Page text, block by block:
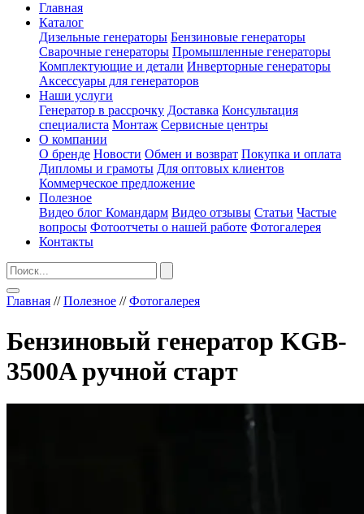
Главная
Каталог
Дизельные генераторы Бензиновые генераторы
Сварочные генераторы Промышленные генераторы
Комплектующие и детали Инверторные генераторы
Аксессуары для генераторов
Наши услуги
Генератор в рассрочку Доставка Консультация
специалиста Монтаж Сервисные центры
О компании
О бренде Новости Обмен и возврат Покупка и оплата
Дипломы и грамоты Для оптовых клиентов
Коммерческое предложение
Полезное
Видео блог Командарм Видео отзывы Статьи Частые
вопросы Фотоотчеты о нашей работе Фотогалерея
Контакты
Главная //Полезное //Фотогалерея
Бензиновый генератор KGB-
3500A ручной старт